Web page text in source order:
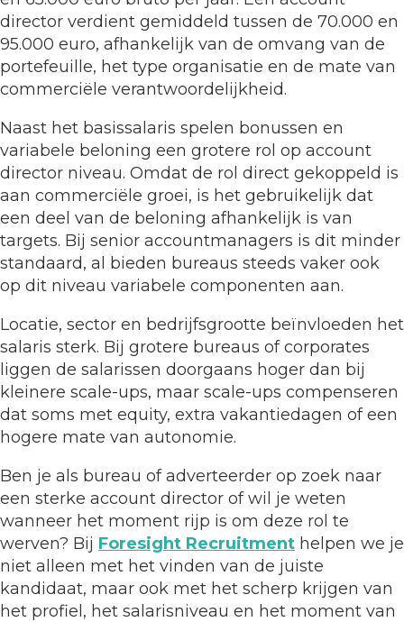
director verdient gemiddeld tussen de 70.000 en
95.000 euro, afhankelijk van de omvang van de
portefeuille, het type organisatie en de mate van
commerciële verantwoordelijkheid.
Naast het basissalaris spelen bonussen en
variabele beloning een grotere rol op account
director niveau. Omdat de rol direct gekoppeld is
aan commerciële groei, is het gebruikelijk dat
een deel van de beloning afhankelijk is van
targets. Bij senior accountmanagers is dit minder
standaard, al bieden bureaus steeds vaker ook
op dit niveau variabele componenten aan.
Locatie, sector en bedrijfsgrootte beïnvloeden het
salaris sterk. Bij grotere bureaus of corporates
liggen de salarissen doorgaans hoger dan bij
kleinere scale-ups, maar scale-ups compenseren
dat soms met equity, extra vakantiedagen of een
hogere mate van autonomie.
Ben je als bureau of adverteerder op zoek naar
een sterke account director of wil je weten
wanneer het moment rijp is om deze rol te
werven? Bij Foresight Recruitment helpen we je
niet alleen met het vinden van de juiste
kandidaat, maar ook met het scherp krijgen van
het profiel, het salarisniveau en het moment van